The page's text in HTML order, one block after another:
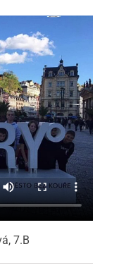
7.B